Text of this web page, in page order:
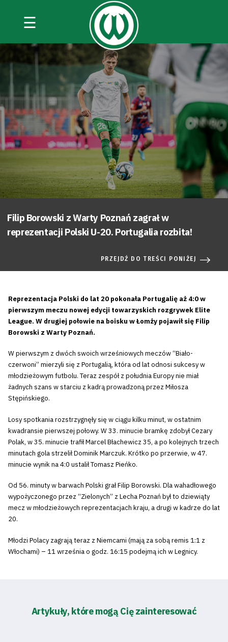
☰
Filip Borowski z Warty Poznań zagrał w
reprezentacji Polski U-20. Portugalia rozbita!
PRZEJDŹ DO TREŚCI PONIŻEJ
Reprezentacja Polski do lat 20 pokonała Portugalię aż 4:0 w
pierwszym meczu nowej edycji towarzyskich rozgrywek Elite
League. W drugiej połowie na boisku w Łomży pojawił się Filip
Borowski z Warty Poznań.
W pierwszym z dwóch swoich wrześniowych meczów “Biało-
czerwoni” mierzyli się z Portugalią, która od lat odnosi sukcesy w
młodzieżowym futbolu. Teraz zespół z południa Europy nie miał
żadnych szans w starciu z kadrą prowadzoną przez Miłosza
Stępińskiego.
Losy spotkania rozstrzygnęły się w ciągu kilku minut, w ostatnim
kwadransie pierwszej połowy. W 33. minucie bramkę zdobył Cezary
Polak, w 35. minucie trafił Marcel Błachewicz 35, a po kolejnych trzech
minutach gola strzelił Dominik Marczuk. Krótko po przerwie, w 47.
minucie wynik na 4:0 ustalił Tomasz Pieńko.
Od 56. minuty w barwach Polski grał Filip Borowski. Dla wahadłowego
wypożyczonego przez “Zielonych” z Lecha Poznań był to dziewiąty
mecz w młodzieżowych reprezentacjach kraju, a drugi w kadrze do lat
20.
Młodzi Polacy zagrają teraz z Niemcami (mają za sobą remis 1:1 z
Włochami) – 11 września o godz. 16:15 podejmą ich w Legnicy.
Artykuły, które mogą Cię zainteresować